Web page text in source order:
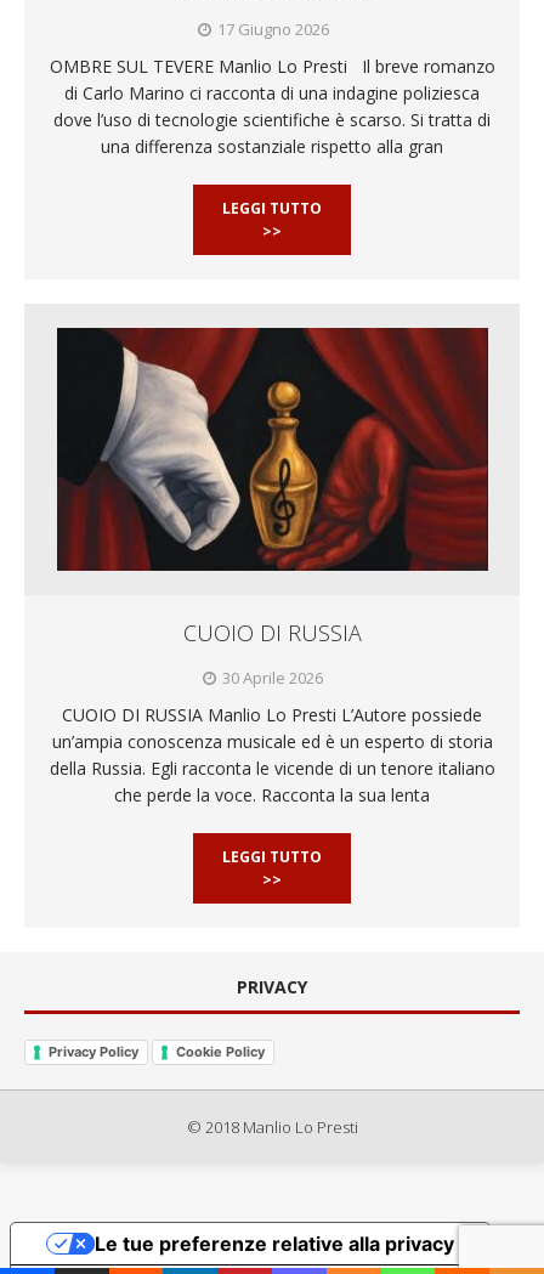
17 Giugno 2026
OMBRE SUL TEVERE Manlio Lo Presti Il breve romanzo
di Carlo Marino ci racconta di una indagine poliziesca
dove l’uso di tecnologie scientifiche è scarso. Si tratta di
una differenza sostanziale rispetto alla gran
LEGGI TUTTO
>>
CUOIO DI RUSSIA
30 Aprile 2026
CUOIO DI RUSSIA Manlio Lo Presti L’Autore possiede
un’ampia conoscenza musicale ed è un esperto di storia
della Russia. Egli racconta le vicende di un tenore italiano
che perde la voce. Racconta la sua lenta
LEGGI TUTTO
>>
PRIVACY
Privacy Policy Cookie Policy
© 2018 Manlio Lo Presti
Le tue preferenze relative alla privacy